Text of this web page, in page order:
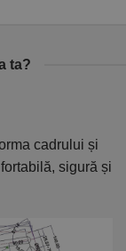
ta?
cadrului și
sigură și